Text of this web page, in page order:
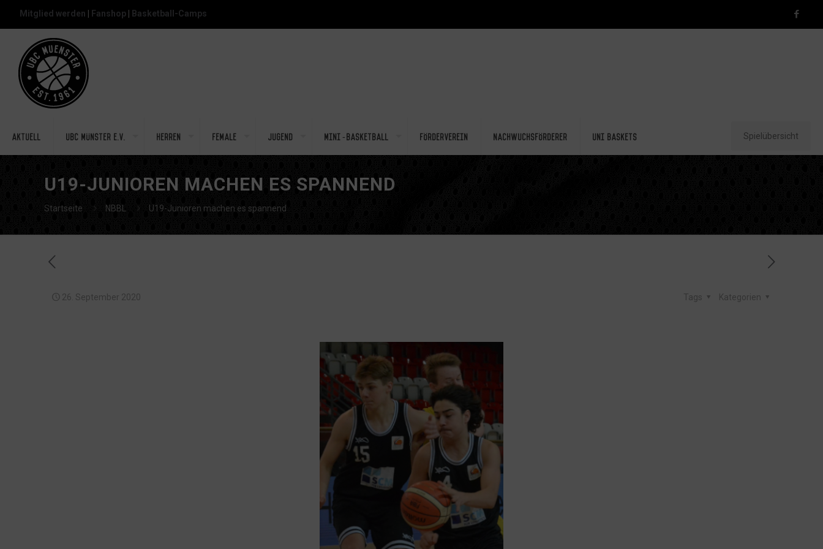
Mitglied werden Fanshop Basketball-Camps
Aktuell UBC Münster e.V. Herren Female Jugend Mini-Basketball Förderverein Nachwuchsförderer Uni Baskets Spielübersicht
U19-JUNIOREN MACHEN ES SPANNEND
Startseite NBBL U19-Junioren machen es spannend
26. September 2020 Kategorien
Tags